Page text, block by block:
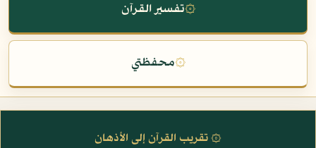
۞تفسير القرآن
۞محفظتي
۞ تقريب القرآن إلى الأذهان